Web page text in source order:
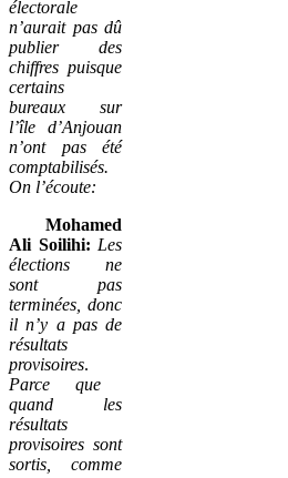
électorale
n’aurait pas dû
publier des
chiffres puisque
certains
bureaux sur
l’île d’Anjouan
n’ont pas été
comptabilisés.
On l’écoute:
Mohamed
Ali Soilihi: Les
élections ne
sont pas
terminées, donc
il n’y a pas de
résultats
provisoires.
Parce que
quand les
résultats
provisoires sont
sortis, comme